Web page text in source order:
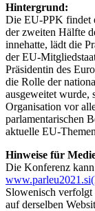
Hintergrund:
Die EU-PPK findet
der zweiten Hälfte
innehatte, lädt die
der EU-
Präsidentin des
die Rolle der
ausgeweitet wurde,
Organisation vor
parlamentarischen
aktuelle EU-
Hinweise für
Die Konferenz
www.parleu2021.si
Slowenisch
auf derselben